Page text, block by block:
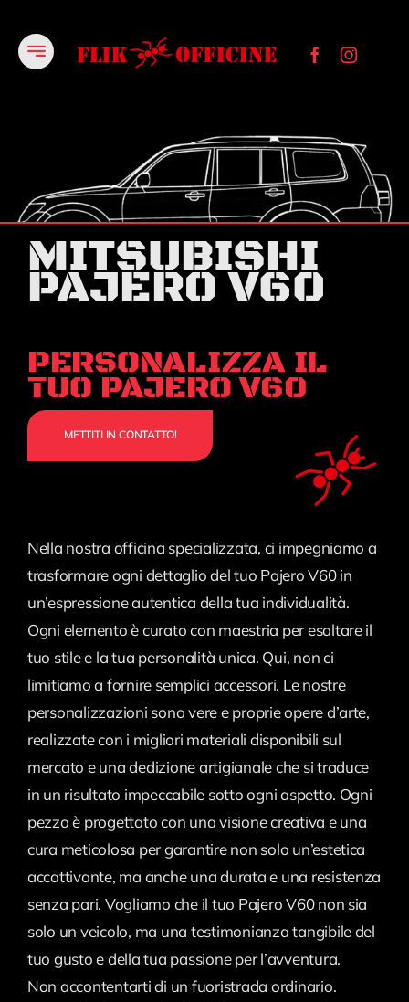
contenuto
MITSUBISHI
PAJERO V60
PERSONALIZZA IL
TUO PAJERO V60
METTITI IN CONTATTO!
Nella nostra officina specializzata, ci impegniamo a
trasformare ogni dettaglio del tuo Pajero V60 in
un’espressione autentica della tua individualità.
Ogni elemento è curato con maestria per esaltare il
tuo stile e la tua personalità unica. Qui, non ci
limitiamo a fornire semplici accessori. Le nostre
personalizzazioni sono vere e proprie opere d’arte,
realizzate con i migliori materiali disponibili sul
mercato e una dedizione artigianale che si traduce
in un risultato impeccabile sotto ogni aspetto. Ogni
pezzo è progettato con una visione creativa e una
cura meticolosa per garantire non solo un’estetica
accattivante, ma anche una durata e una resistenza
senza pari. Vogliamo che il tuo Pajero V60 non sia
solo un veicolo, ma una testimonianza tangibile del
tuo gusto e della tua passione per l’avventura.
Non accontentarti di un fuoristrada ordinario.